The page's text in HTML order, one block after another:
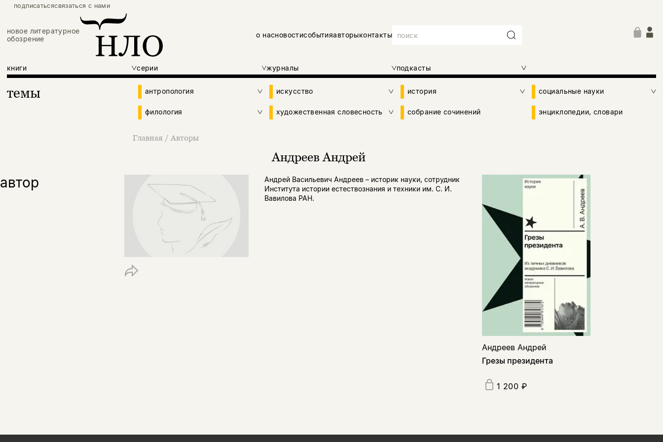
подписатьсясвязаться с нами
новое литературное
обозрение
о насновостисобытияавторыконтакты
книги серии журналы подкасты
темы антропология искусство история социальные науки
филология художественная словесность собрание сочинений энциклопедии, словари
Главная / Авторы
Андреев Андрей
автор
Андрей Васильевич Андреев – историк науки, сотрудник
Института истории естествознания и техники им. С. И.
Вавилова РАН.
Андреев Андрей
Грезы президента
1 200 ₽